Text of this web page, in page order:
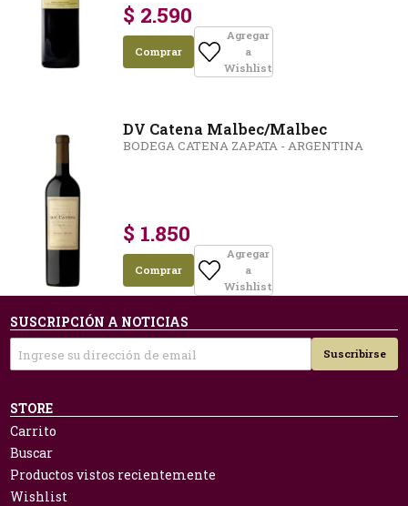
$ 2.590
Comprar
Agregar
a
Wishlist
DV Catena Malbec/Malbec
BODEGA CATENA ZAPATA - ARGENTINA
$ 1.850
Comprar
Agregar
a
Wishlist
SUSCRIPCIÓN A NOTICIAS
Suscribirse
STORE
Carrito
Buscar
Productos vistos recientemente
Wishlist